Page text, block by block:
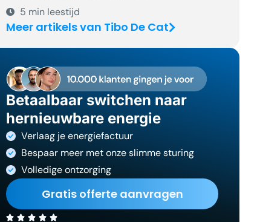
5 min leestijd
Meer artikels van Tibo De Cat
Betaalbaar switchen naar
hernieuwbare energie
Verlaag je energiefactuur
Bespaar meer met onze slimme sturing
Volledige ontzorging
Gratis offerte aanvragen